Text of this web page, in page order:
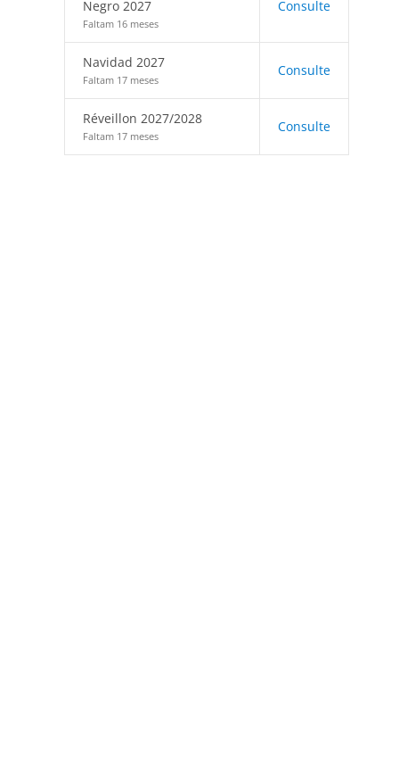
Negro 2027
Faltam 16 meses
Consulte
Navidad 2027
Faltam 17 meses
Consulte
Réveillon 2027/2028
Faltam 17 meses
Consulte